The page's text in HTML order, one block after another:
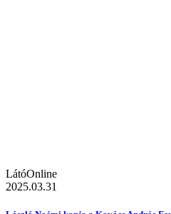
LátóOnline
2025.03.31